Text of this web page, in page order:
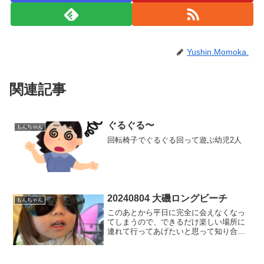
Yushin.Momoka.
関連記事
もんちゃん ぐるぐる〜
回転椅子でぐるぐる回って遊ぶ幼児2人
もんちゃん 20240804 大磯ロングビーチ
このあとから平日に完全に会えなくなっ
てしまうので、できるだけ楽しい場所に
連れて行ってあげたいと思って知り合い